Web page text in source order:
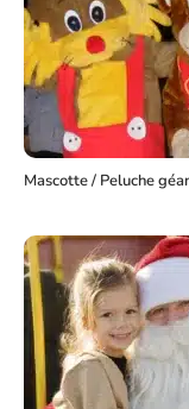
Mascotte / Peluche